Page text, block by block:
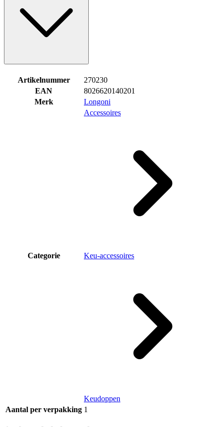
Artikelnummer
270230
EAN
8026620140201
Merk
Longoni
Categorie
Accessoires
Keu-accessoires
Keudoppen
Aantal per verpakking 1